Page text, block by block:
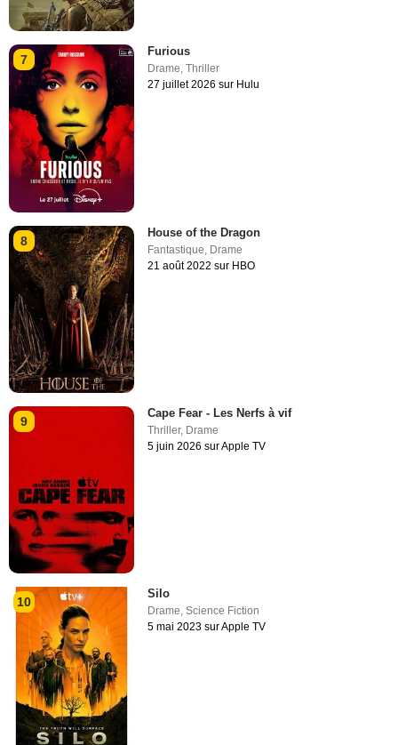
7
Furious
Drame,Thriller
27 juillet 2026 sur Hulu
8
House of the Dragon
Fantastique Drame
21 août 2022 sur HBO
9
Cape Fear - Les Nerfs à vif
Thriller, Drame
5 juin 2026 sur Apple TV
10
Silo
Drame,Science Fiction
5 mai 2023 sur Apple TV